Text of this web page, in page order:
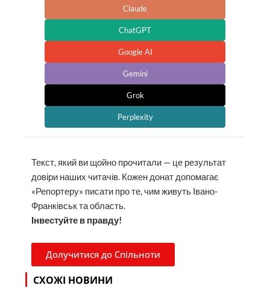
Claude
ChatGPT
Google AI
Gemini
Grok
Perplexity
Текст, який ви щойно прочитали — це результат
довіри наших читачів. Кожен донат допомагає
«Репортеру» писати про те, чим живуть Івано-
Франківськ та область.
Інвестуйте в правду!
Долучитися до Спільноти
СХОЖІ НОВИНИ